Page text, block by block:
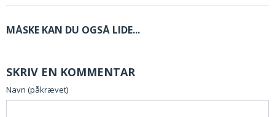
MÅSKE KAN DU OGSÅ LIDE...
SKRIV EN KOMMENTAR
Navn (påkrævet)